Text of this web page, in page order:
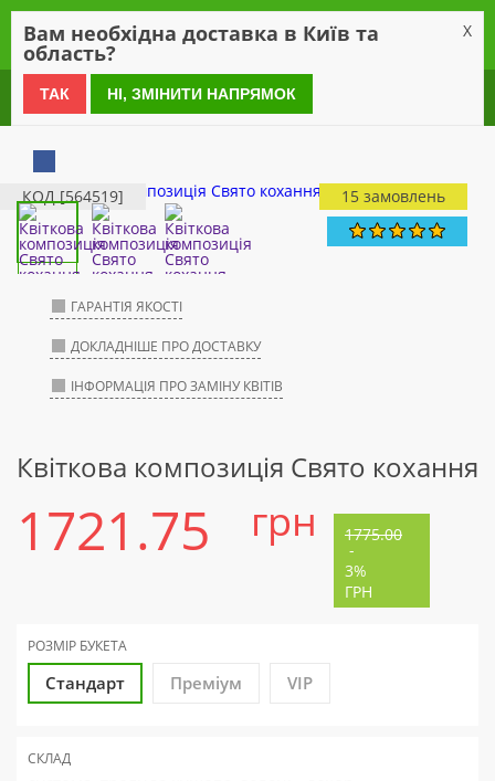
0 800 21 54 55
КОД [564519] 15 замовлень
ГАРАНТІЯ ЯКОСТІ
ДОКЛАДНІШЕ ПРО ДОСТАВКУ
ІНФОРМАЦІЯ ПРО ЗАМІНУ КВІТІВ
Квіткова композиція Свято кохання
1721.75 грн 1775.00
-
3%
ГРН
РОЗМІР БУКЕТА
Стандарт Преміум VIP
СКЛАД
Вам необхідна доставка в Київ та
область?
X
ТАК НІ, ЗМІНИТИ НАПРЯМОК